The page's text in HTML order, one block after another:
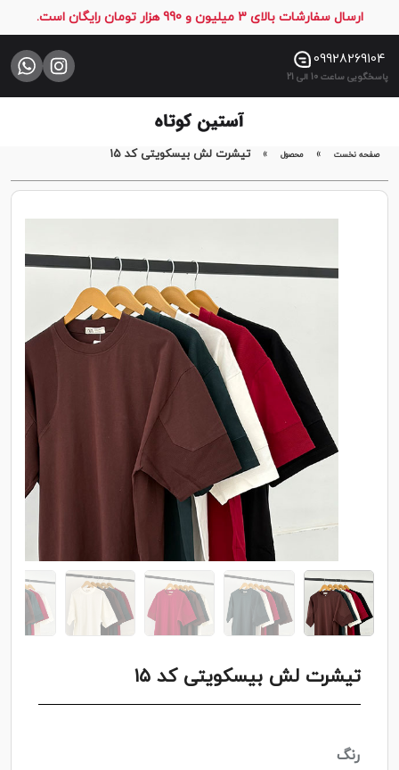
ارسال سفارشات بالای 3 میلیون و 990 هزار تومان رایگان است.
09928269104
پاسخگویی ساعت 10 الی 21
صفحه
نخست
فروشگاه
صفحه نخست » محصول » تیشرت لش بیسکویتی کد ۱۵
تیشرت لش بیسکویتی کد ۱۵
رنگ